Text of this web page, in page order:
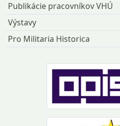
Publikácie pracovníkov VHÚ
Výstavy
Pro Militaria Historica